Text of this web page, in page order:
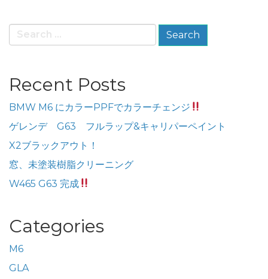
Search
for:
Recent Posts
BMW M6 にカラーPPFでカラーチェンジ
ゲレンデ G63 フルラップ&キャリパーペイント
X2ブラックアウト！
窓、未塗装樹脂クリーニング
W465 G63 完成
Categories
M6
GLA